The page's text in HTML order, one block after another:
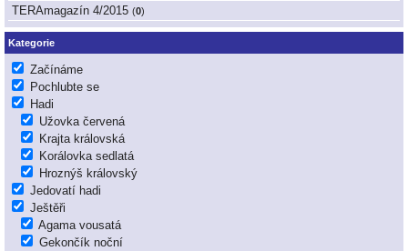
TERAmagazín 4/2015 (0)
Kategorie
Začínáme
Pochlubte se
Hadi
Užovka červená
Krajta královská
Korálovka sedlatá
Hroznýš královský
Jedovatí hadi
Ještěři
Agama vousatá
Gekončík noční